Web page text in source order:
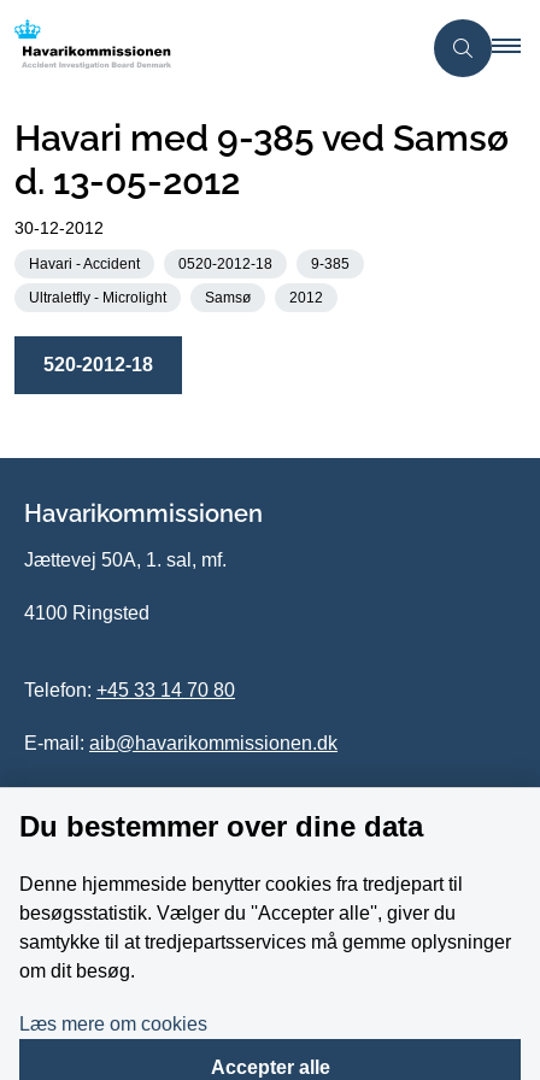
Havari med 9-385 ved Samsø
d. 13-05-2012
30-12-2012
Havari - Accident 0520-2012-18
9-385
Ultraletfly - Microlight
Samsø 2012
520-2012-18
Havarikommissionen
Jættevej 50A, 1. sal, mf.
4100 Ringsted
Telefon: +45 33 14 70 80
E-mail: aib@havarikommissionen.dk
Tilgængelighedserklæring
Whistleblowerordning
Følg os på YouTube
Du bestemmer over dine data
Denne hjemmeside benytter cookies fra tredjepart til
besøgsstatistik. Vælger du ''Accepter alle'', giver du
samtykke til at tredjepartsservices må gemme oplysninger
om dit besøg.
Læs mere om cookies
Accepter alle